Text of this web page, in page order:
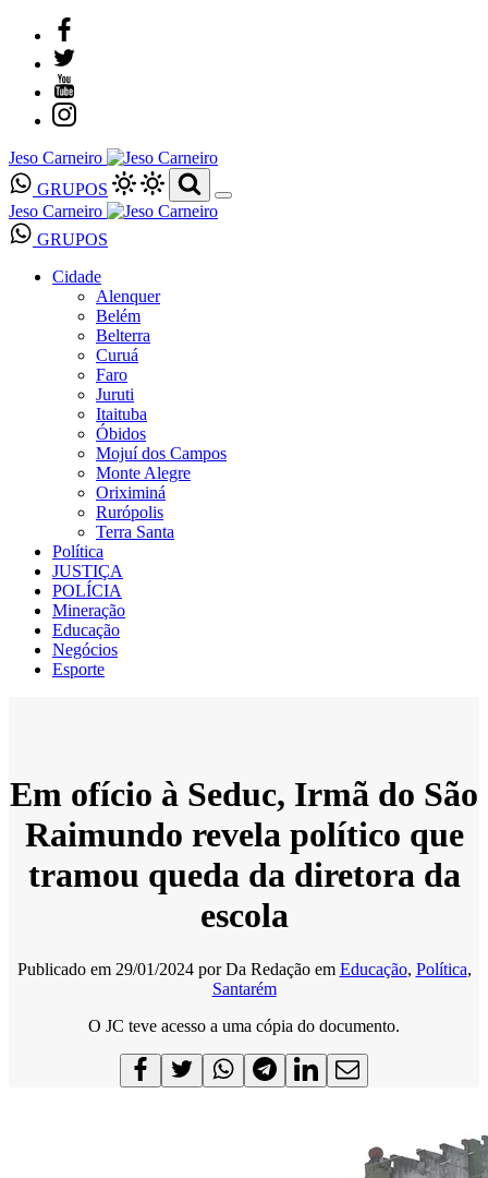
Jeso Carneiro
GRUPOS
Jeso Carneiro
GRUPOS
Cidade
Alenquer
Belém
Belterra
Curuá
Faro
Juruti
Itaituba
Óbidos
Mojuí dos Campos
Monte Alegre
Oriximiná
Rurópolis
Terra Santa
Política
JUSTIÇA
POLÍCIA
Mineração
Educação
Negócios
Esporte
Em ofício à Seduc, Irmã do São
Raimundo revela político que
tramou queda da diretora da
escola
Publicado em 29/01/2024 porDa Redação em Educação, Política,
Santarém
O JC teve acesso a uma cópia do documento.